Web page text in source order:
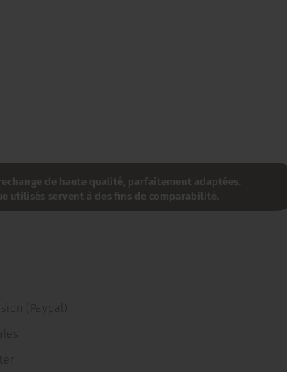
de haute qualité, parfaitement adaptées.
utilisés servent à des fins de comparabilité.​
(Paypal)